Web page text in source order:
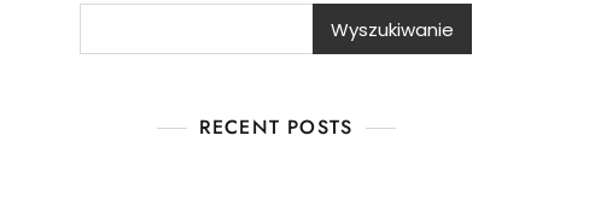
Wyszukiwanie
RECENT POSTS